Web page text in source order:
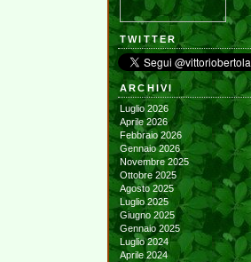
TWITTER
ARCHIVI
Luglio 2026
Aprile 2026
Febbraio 2026
Gennaio 2026
Novembre 2025
Ottobre 2025
Agosto 2025
Luglio 2025
Giugno 2025
Gennaio 2025
Luglio 2024
Aprile 2024